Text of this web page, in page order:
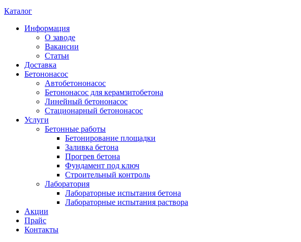
Каталог
Информация
О заводе
Вакансии
Статьи
Доставка
Бетононасос
Автобетононасос
Бетононасос для керамзитобетона
Линейный бетононасос
Стационарный бетононасос
Услуги
Бетонные работы
Бетонирование площадки
Заливка бетона
Прогрев бетона
Фундамент под ключ
Строительный контроль
Лаборатория
Лабораторные испытания бетона
Лабораторные испытания раствора
Акции
Прайс
Контакты